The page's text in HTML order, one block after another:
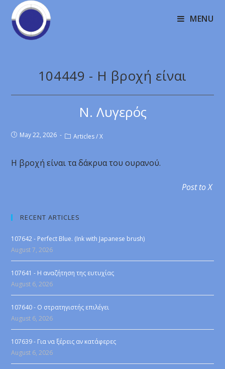
MENU
104449 - Η βροχή είναι
Ν. Λυγερός
May 22, 2026 Articles / X
Η βροχή είναι τα δάκρυα του ουρανού.
Post to X
RECENT ARTICLES
107642 - Perfect Blue. (Ink with Japanese brush)
August 7, 2026
107641 - Η αναζήτηση της ευτυχίας
August 6, 2026
107640 - Ο στρατηγιστής επιλέγει
August 6, 2026
107639 - Για να ξέρεις αν κατάφερες
August 6, 2026